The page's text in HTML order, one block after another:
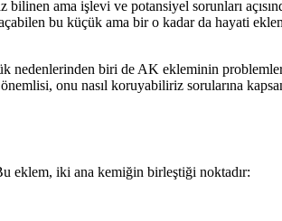
ama işlevi ve potansiyel sorunları
bu küçük ama bir o kadar da hayati
nedenlerinden biri de AK ekleminin
onu nasıl koruyabiliriz sorularına
eklem, iki ana kemiğin birleştiği noktadır: